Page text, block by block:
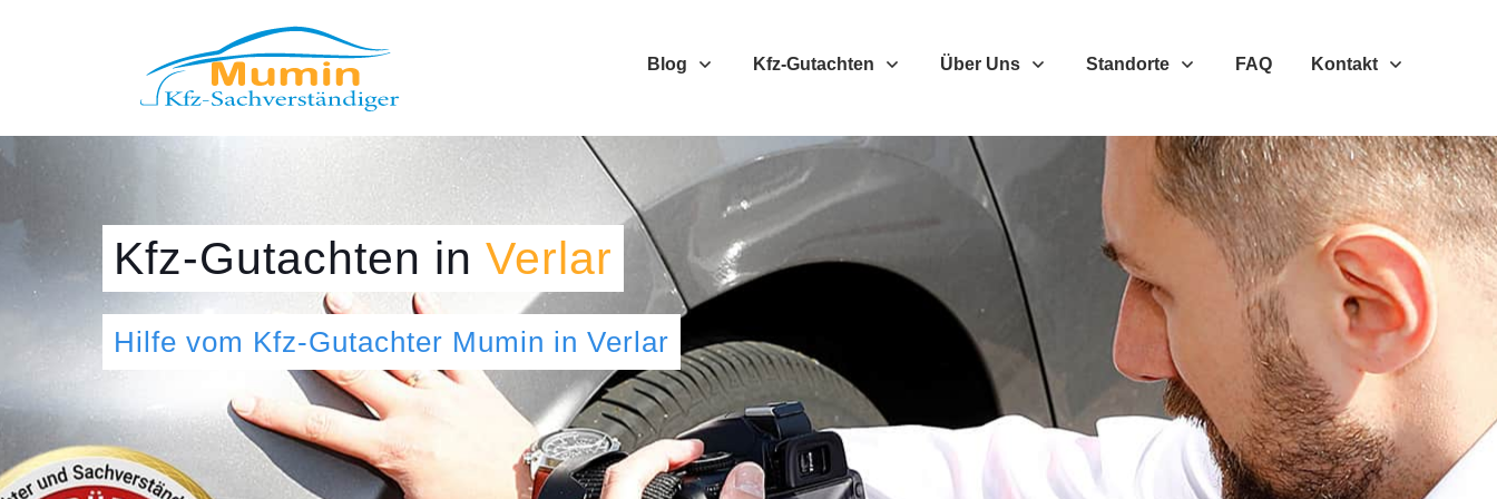
Blog Kfz-Gutachten Über Uns Standorte FAQ Kontakt
Kfz-Gutachten in Verlar
Hilfe vom Kfz-Gutachter Mumin in Verlar